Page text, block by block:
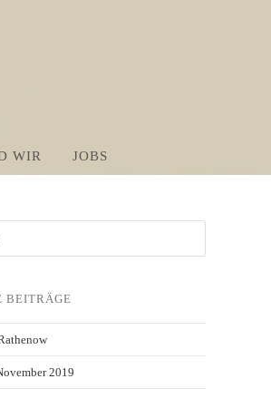
WIR JOBS
BEITRÄGE
2019